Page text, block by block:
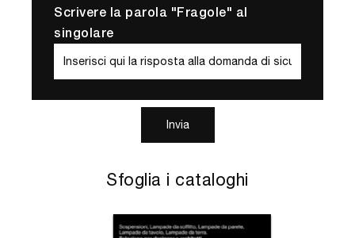
Sfoglia i cataloghi
Scrivere la parola "Fragole" al
singolare
Invia